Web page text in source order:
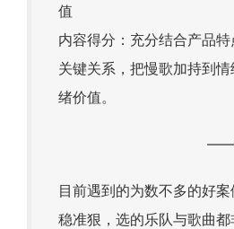
值
内容得分：充分结合产品
关键关系，把慢歌加持到
绪价值。
——
目前遇到的为数不多的好
稳准狠，选的乐队与歌曲